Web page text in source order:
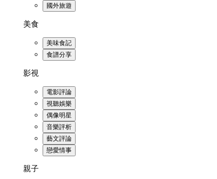
國外旅遊
美食
美味食記
食譜分享
影視
電影評論
視聽娛樂
偶像明星
音樂評析
藝文評論
戀愛情事
親子